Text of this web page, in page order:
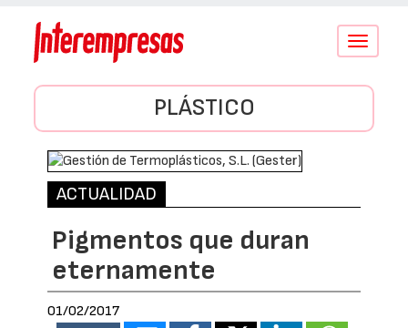
Conmutar
PLÁSTICO
ACTUALIDAD
Pigmentos que duran
eternamente
01/02/2017